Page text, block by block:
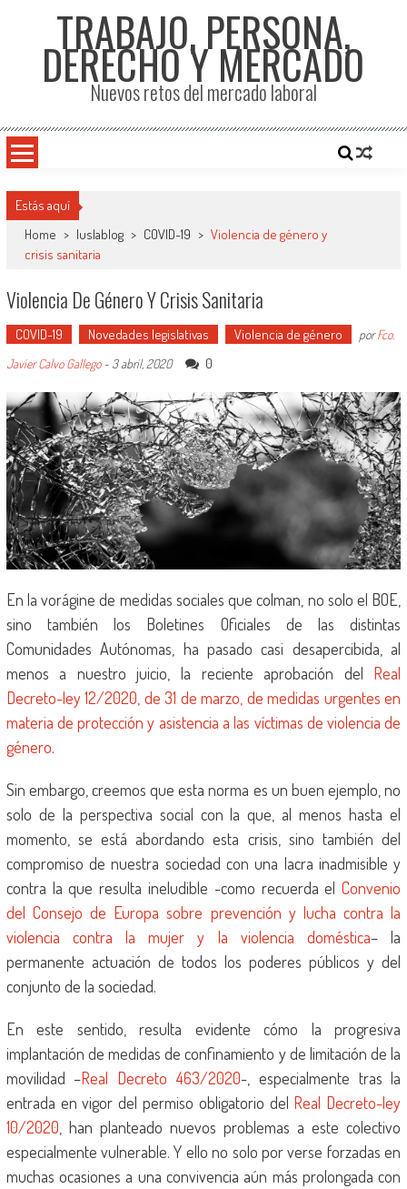
TRABAJO, PERSONA,
DERECHO Y MERCADO
Nuevos retos del mercado laboral
Estás aquí
Home > Iuslablog > COVID-19 > Violencia de género y
crisis sanitaria
Violencia De Género Y Crisis Sanitaria
COVID-19 Novedades legislativas Violencia de género porFco.
Javier Calvo Gallego- 3 abril, 2020 0
En la vorágine de medidas sociales que colman, no solo el BOE,
sino también los Boletines Oficiales de las distintas
Comunidades Autónomas, ha pasado casi desapercibida, al
menos a nuestro juicio, la reciente aprobación del Real
Decreto-ley 12/2020, de 31 de marzo, de medidas urgentes en
materia de protección y asistencia a las víctimas de violencia de
género.
Sin embargo, creemos que esta norma es un buen ejemplo, no
solo de la perspectiva social con la que, al menos hasta el
momento, se está abordando esta crisis, sino también del
compromiso de nuestra sociedad con una lacra inadmisible y
contra la que resulta ineludible -como recuerda elConvenio
del Consejo de Europa sobre prevención y lucha contra la
violencia contra la mujer y la violencia doméstica– la
permanente actuación de todos los poderes públicos y del
conjunto de la sociedad.
En este sentido, resulta evidente cómo la progresiva
implantación de medidas de confinamiento y de limitación de la
movilidad –Real Decreto 463/2020-, especialmente tras la
entrada en vigor del permiso obligatorio del Real Decreto-ley
10/2020, han planteado nuevos problemas a este colectivo
especialmente vulnerable. Y ello no solo por verse forzadas en
muchas ocasiones a una convivencia aún más prolongada con